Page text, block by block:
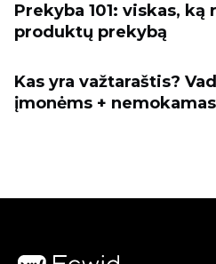
Prekyba 101: viskas,
produktų prekybą
Kas yra važtaraštis?
įmonėms +